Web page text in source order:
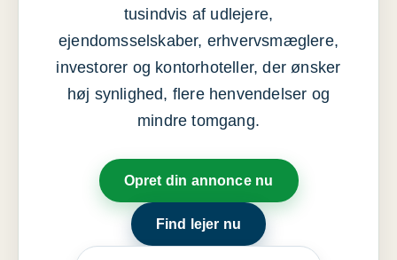
tusindvis af udlejere,
ejendomsselskaber, erhvervsmæglere,
investorer og kontorhoteller, der ønsker
høj synlighed, flere henvendelser og
mindre tomgang.
Opret din annonce nu
Find lejer nu